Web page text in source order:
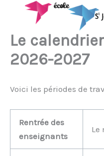
contenu
Le
2026-2027
Voici les périodes de
Rentrée des
enseignants
Le